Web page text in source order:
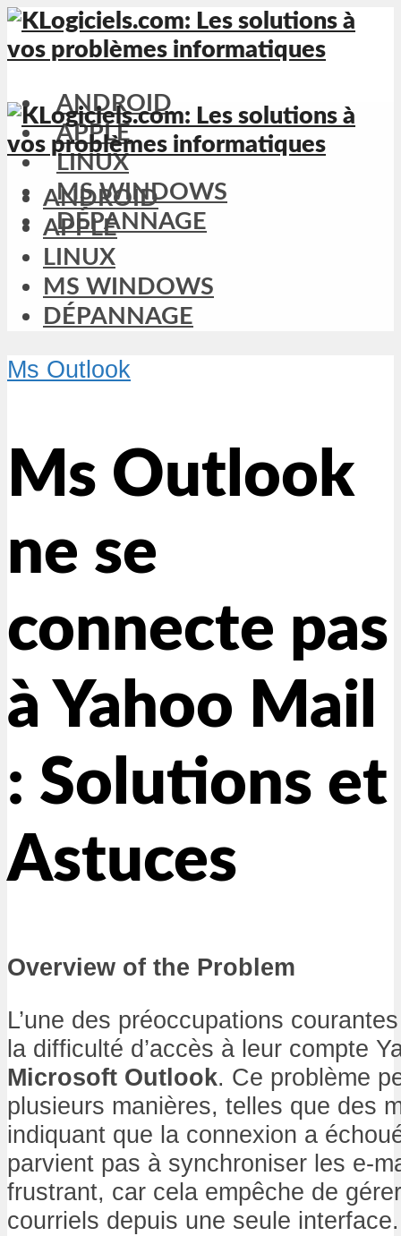
ANDROID
APPLE
LINUX
MS WINDOWS
DÉPANNAGE
ANDROID
APPLE
LINUX
MS WINDOWS
DÉPANNAGE
Ms Outlook
Ms Outlook
ne se
connecte pas
à Yahoo Mail
: Solutions et
Astuces
Overview of the Problem
L’une des préoccupations
la difficulté d’accès à leur compte
Microsoft Outlook. Ce problème
plusieurs manières, telles que des
indiquant que la connexion a
parvient pas à synchroniser les e-
frustrant, car cela empêche de
courriels depuis une seule interface.